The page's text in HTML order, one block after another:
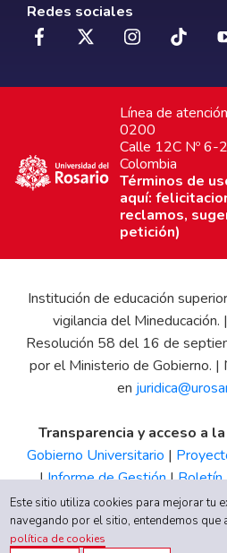
Redes sociales
Línea de
0200
Calle 12C Nº 6-
Colombia
Términos de
aquí:
reclamos,
petición)
Institución de educación
vigilancia del Mineducación.
Resolución 58 del 16 de
por el Ministerio de Gobierno. |
en
Transparencia y acceso a
Gobierno Universitario |
|Informe de Gestión|Boletín
Tributario|Estados Financieros
de
Este sitio utiliza cookies para mejorar tu
navegando por el sitio, entendemos
política de cookies